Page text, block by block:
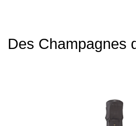
Des Champagnes